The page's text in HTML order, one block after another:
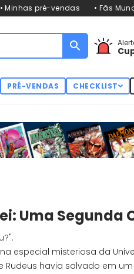
• Minhas pré-vendas • Fãs
PRÉ-VENDAS CHECKLIST
Uma Segunda
especial misteriosa da
Rudeus havia salvado em